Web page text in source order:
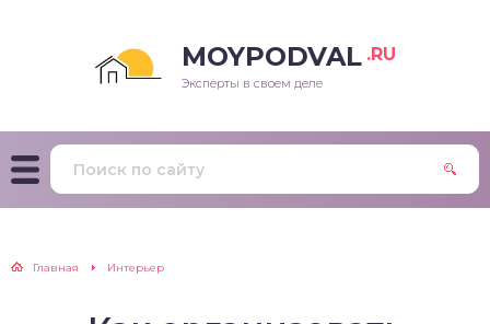
MOYPODVAL .RU
Эксперты в своем деле
Главная Интерьер